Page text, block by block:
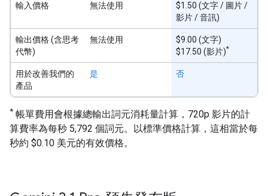
輸入價格 無法使用
$1.50 (文字 / 圖片 /
影片 / 音訊)
輸出價格 (含思考
代幣)
無法使用
$9.00 (文字)
$17.50 (影片)*
用於改善我們的
產品
是 否
* 帳單費用會根據總輸出詞元消耗量計算，720p 影片的計
算費率為每秒 5,792 個詞元。以標準價格計算，這相當於每
秒約 $0.10 美元的有效價格。